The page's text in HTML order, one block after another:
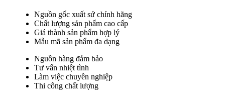
Nguồn gốc xuất sứ chính hãng
Chất lượng sản phẩm cao cấp
Giá thành sản phẩm hợp lý
Mẫu mã sản phẩm đa dạng
Nguồn hàng đảm bảo
Tư vấn nhiệt tình
Làm việc chuyên nghiệp
Thi công chất lượng